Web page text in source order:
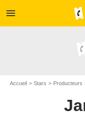
menu
Accueil Stars Producteurs